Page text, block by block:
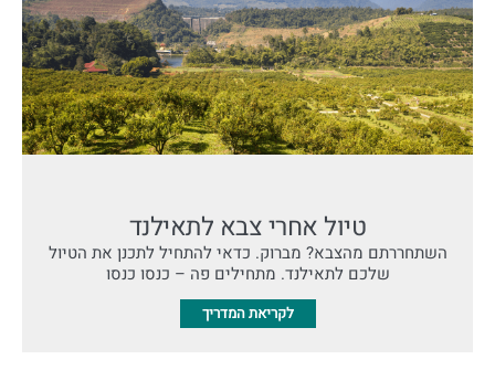
טיול אחרי צבא לתאילנד
השתחררתם מהצבא? מברוק. כדאי להתחיל לתכנן את הטיול
שלכם לתאילנד. מתחילים פה – כנסו כנסו
לקריאת המדריך